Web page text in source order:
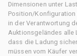
Dimensionen unter
Position/Konfiguration
in der Verantwortung
Auktionsgeländes alle
dass die Ladung
müssen vom Käufer